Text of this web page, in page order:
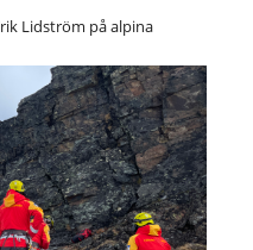
Lidström på alpina